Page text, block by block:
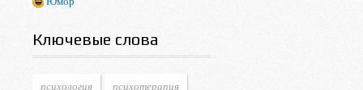
Ключевые слова
психология
психотерапия